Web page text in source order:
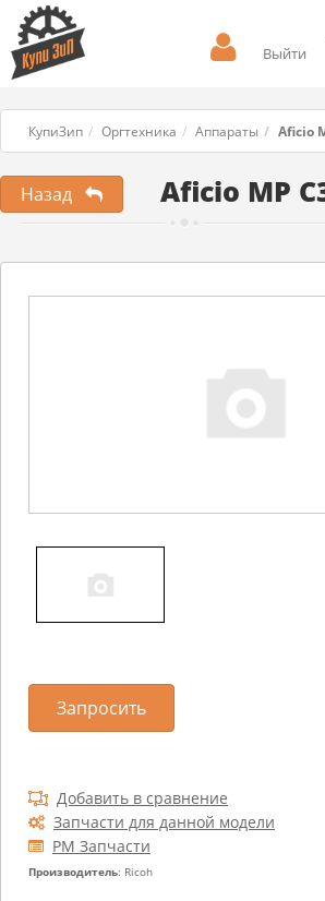
Выйти
КупиЗип Оргтехника Аппараты Aficio
Aficio MP
Назад
Добавить в сравнение
Запчасти для данной модели
РМ Запчасти
Производитель: Ricoh
Запросить